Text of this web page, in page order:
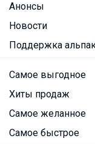
Анонсы
Новости
Поддержка
Самое выгодное
Хиты продаж
Самое желанное
Самое быстрое